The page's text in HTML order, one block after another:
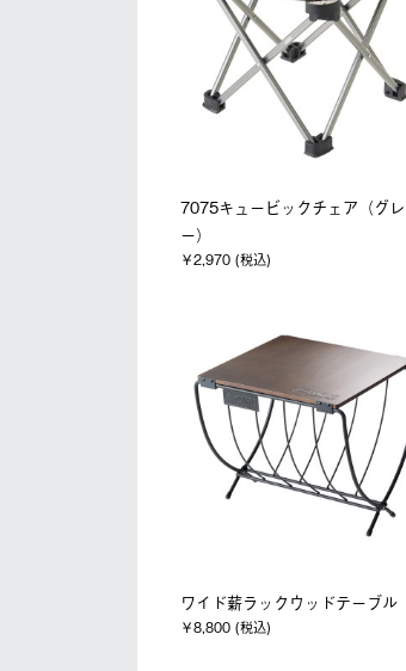
7075キュービックチェア（グレ
ー）
￥2,970 (税込)
ワイド薪ラックウッドテーブル
￥8,800 (税込)